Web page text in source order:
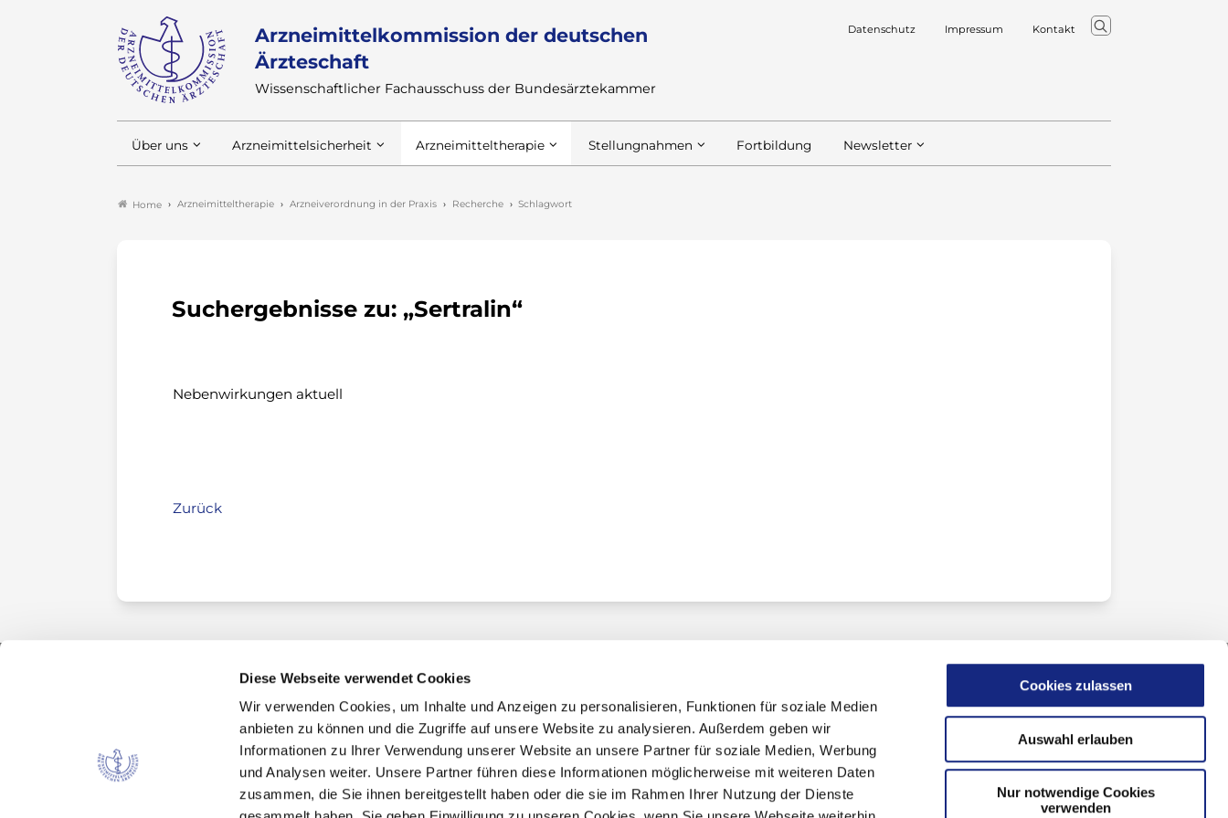
Diese Webseite verwendet Cookies
Wir verwenden Cookies, um Inhalte und Anzeigen zu personalisieren, Funktionen für soziale Medien
anbieten zu können und die Zugriffe auf unsere Website zu analysieren. Außerdem geben wir
Informationen zu Ihrer Verwendung unserer Website an unsere Partner für soziale Medien, Werbung
und Analysen weiter. Unsere Partner führen diese Informationen möglicherweise mit weiteren Daten
zusammen, die Sie ihnen bereitgestellt haben oder die sie im Rahmen Ihrer Nutzung der Dienste
Cookies zulassen
Auswahl erlauben
Nur notwendige Cookies
verwenden
Arzneimittelkommission der deutschen
Ärzteschaft
Wissenschaftlicher Fachausschuss der Bundesärztekammer
Datenschutz Impressum Kontakt
Über uns Arzneimittelsicherheit Arzneimitteltherapie Stellungnahmen Fortbildung Newsletter
Home Arzneimitteltherapie Arzneiverordnung in der Praxis Recherche Schlagwort
Suchergebnisse zu: „Sertralin“
Nebenwirkungen aktuell
Zurück
Arzneimittelkommission der deutschen Ärzteschaft
Fachausschuss der Bundesärztekammer
Bundesärztekammer
Arbeitsgemeinschaft der deutschen Ärztekammern